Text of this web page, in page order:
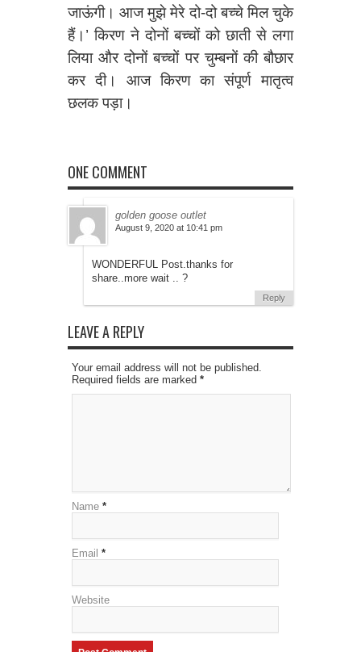
जाऊंगी। आज मुझे मेरे दो-दो बच्चे मिल चुके
हैं।’ किरण ने दोनों बच्चों को छाती से लगा
लिया और दोनों बच्चों पर चुम्बनों की बौछार
कर दी। आज किरण का संपूर्ण मातृत्व
छलक पड़ा।
ONE COMMENT
golden goose outlet
August 9, 2020 at 10:41 pm
WONDERFUL Post.thanks for
share..more wait .. ?
Reply
LEAVE A REPLY
Your email address will not be published.
Required fields are marked *
Name *
Email *
Website